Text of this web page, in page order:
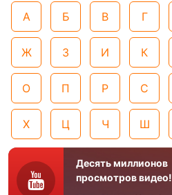
А Б В Г
Ж З И К
О П Р С
Х Ц Ч Ш
Десять миллионов
просмотров видео!